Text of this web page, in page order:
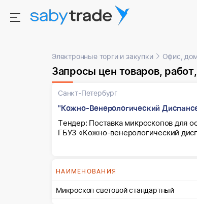
Электронные торги и закупки Офис,
Запросы цен товаров,
Санкт-Петербург
"Кожно-Венерологический
Тендер: Поставка микроскопов для
ГБУЗ «Кожно-венерологический
НАИМЕНОВАНИЯ
Микроскоп световой стандартный